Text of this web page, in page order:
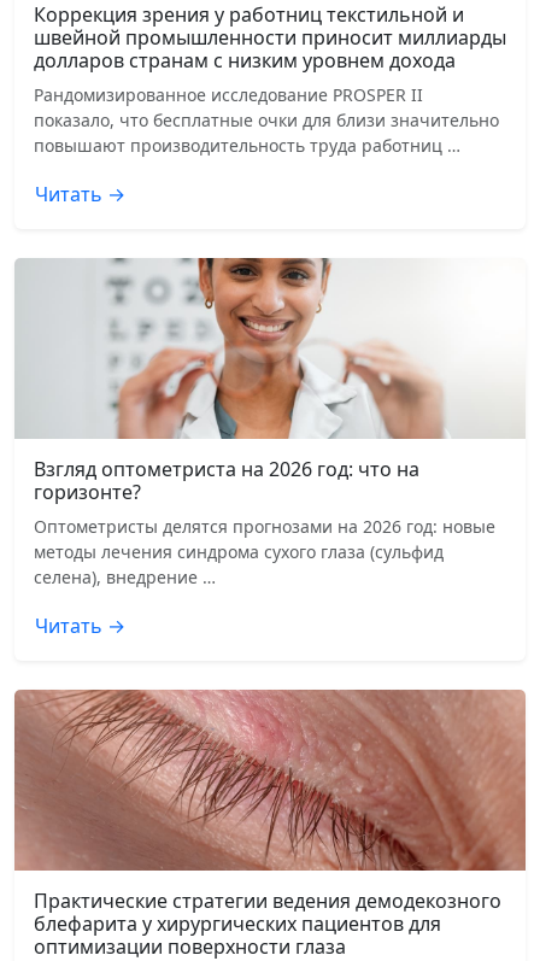
Коррекция зрения у работниц текстильной и
швейной промышленности приносит миллиарды
долларов странам с низким уровнем дохода
Рандомизированное исследование PROSPER II
показало, что бесплатные очки для близи значительно
повышают производительность труда работниц …
Читать →
Взгляд оптометриста на 2026 год: что на
горизонте?
Оптометристы делятся прогнозами на 2026 год: новые
методы лечения синдрома сухого глаза (сульфид
селена), внедрение …
Читать →
Практические стратегии ведения демодекозного
блефарита у хирургических пациентов для
оптимизации поверхности глаза